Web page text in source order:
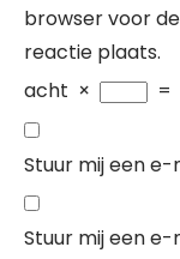
browser voor
reactie plaats.
acht × =
Stuur mij een
Stuur mij een e-